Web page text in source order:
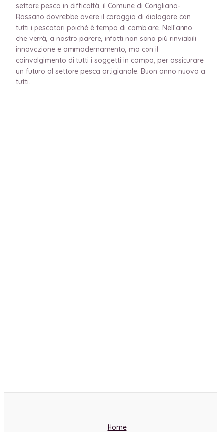
settore pesca in difficoltà, il Comune di Corigliano-
Rossano dovrebbe avere il coraggio di dialogare con
tutti i pescatori poiché è tempo di cambiare. Nell’anno
che verrà, a nostro parere, infatti non sono più rinviabili
innovazione e ammodernamento, ma con il
coinvolgimento di tutti i soggetti in campo, per assicurare
un futuro al settore pesca artigianale. Buon anno nuovo a
tutti.
Home